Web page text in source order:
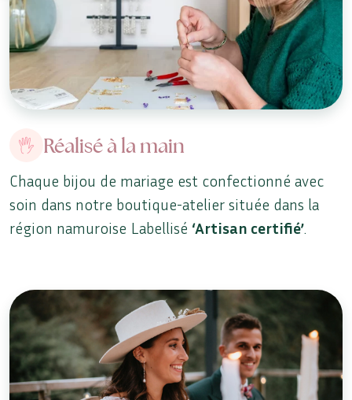
Réalisé à la main
Chaque bijou de mariage est confectionné avec
soin dans notre boutique-atelier située dans la
région namuroise Labellisé ‘Artisan certifié’.